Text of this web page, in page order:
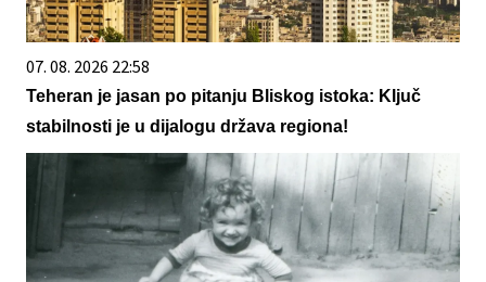
07. 08. 2026 22:58
Teheran je jasan po pitanju Bliskog istoka: Ključ
stabilnosti je u dijalogu država regiona!